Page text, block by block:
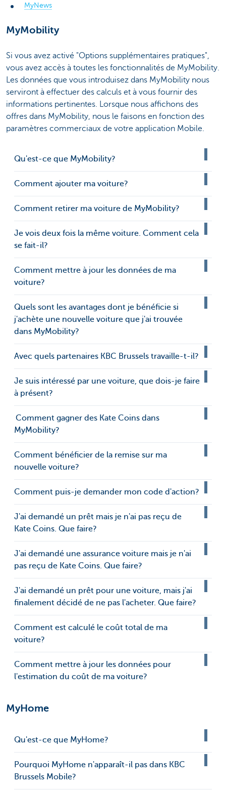
MyNews
MyMobility
Si vous avez activé "Options supplémentaires pratiques",
vous avez accès à toutes les fonctionnalités de MyMobility.
Les données que vous introduisez dans MyMobility nous
serviront à effectuer des calculs et à vous fournir des
informations pertinentes. Lorsque nous affichons des
offres dans MyMobility, nous le faisons en fonction des
paramètres commerciaux de votre application Mobile.
Qu'est-ce que MyMobility?
Comment ajouter ma voiture?
Comment retirer ma voiture de MyMobility?
Je vois deux fois la même voiture. Comment cela
se fait-il?
Comment mettre à jour les données de ma
voiture?
Quels sont les avantages dont je bénéficie si
j'achète une nouvelle voiture que j'ai trouvée
dans MyMobility?
Avec quels partenaires KBC Brussels travaille-t-il?
Je suis intéressé par une voiture, que dois-je faire
à présent?
Comment gagner des Kate Coins dans
MyMobility?
Comment bénéficier de la remise sur ma
nouvelle voiture?
Comment puis-je demander mon code d'action?
J'ai demandé un prêt mais je n'ai pas reçu de
Kate Coins. Que faire?
J'ai demandé une assurance voiture mais je n'ai
pas reçu de Kate Coins. Que faire?
J'ai demandé un prêt pour une voiture, mais j'ai
finalement décidé de ne pas l'acheter. Que faire?
Comment est calculé le coût total de ma
voiture?
Comment mettre à jour les données pour
l'estimation du coût de ma voiture?
MyHome
Qu'est-ce que MyHome?
Pourquoi MyHome n'apparaît-il pas dans KBC
Brussels Mobile?